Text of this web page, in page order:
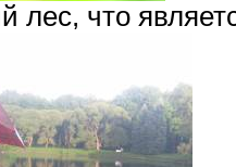
лес, что